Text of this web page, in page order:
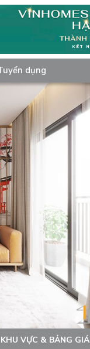
dụng
VỰC & BẢNG GIÁ